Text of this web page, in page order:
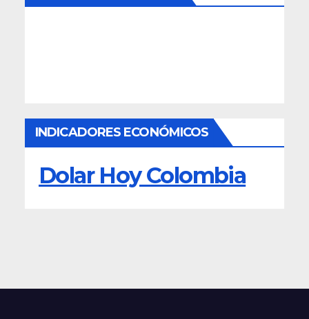
INDICADORES ECONÓMICOS
Dolar Hoy Colombia